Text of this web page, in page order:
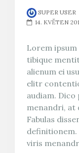
SUPER USER
14. KVĚTEN
Lorem
tibique
alienum ei
elitr
audiam.
menandri, at
Fabulas
viris